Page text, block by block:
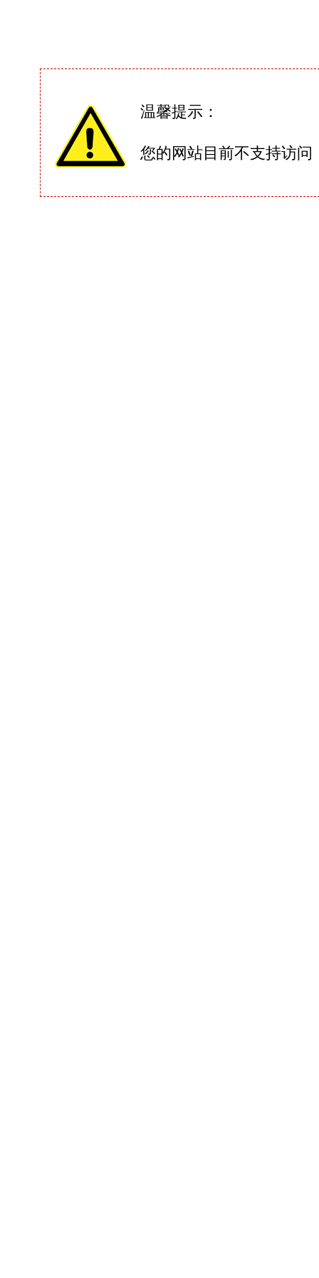
温馨提示：
您的网站目前不支持访